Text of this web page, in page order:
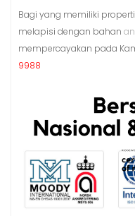
Bagi yang memiliki
melapisi dengan bahan
mempercayakan pada
9988